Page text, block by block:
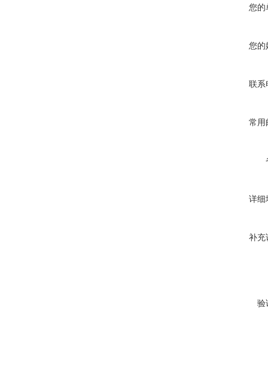
您的
您的
联系
常用
详细
补充
验